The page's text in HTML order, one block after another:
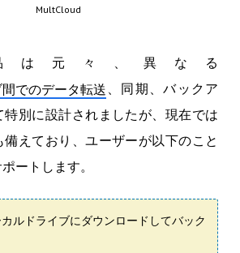
MultCloud
は元々、異なる
でのデータ転送 、同期、バックア
特別に設計されましたが、現在では
備えており、ユーザーが以下のこと
ートします。
ルドライブにダウンロードしてバック